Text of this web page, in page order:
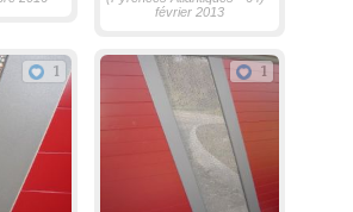
février 2013
1 1